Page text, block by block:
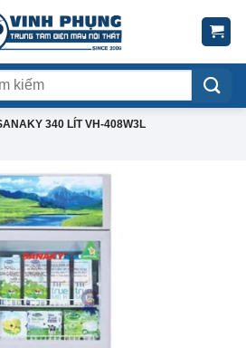
340 LÍT VH-408W3L